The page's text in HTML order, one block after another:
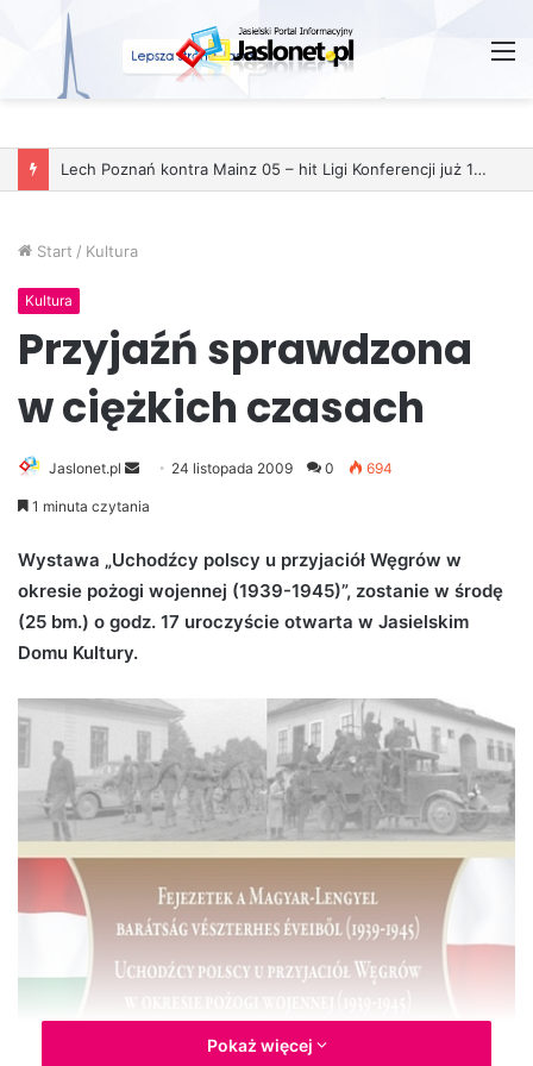
Start / Kultura
Kultura
Przyjaźń sprawdzona
w ciężkich czasach
Jaslonet.pl
e
d
a
n
a
24 listopada 2009 0 694
1 minuta czytania
Wystawa „Uchodźcy polscy u przyjaciół Węgrów w
okresie pożogi wojennej (1939-1945)”, zostanie w środę
(25 bm.) o godz. 17 uroczyście otwarta w Jasielskim
Domu Kultury.
Pokaż więcej